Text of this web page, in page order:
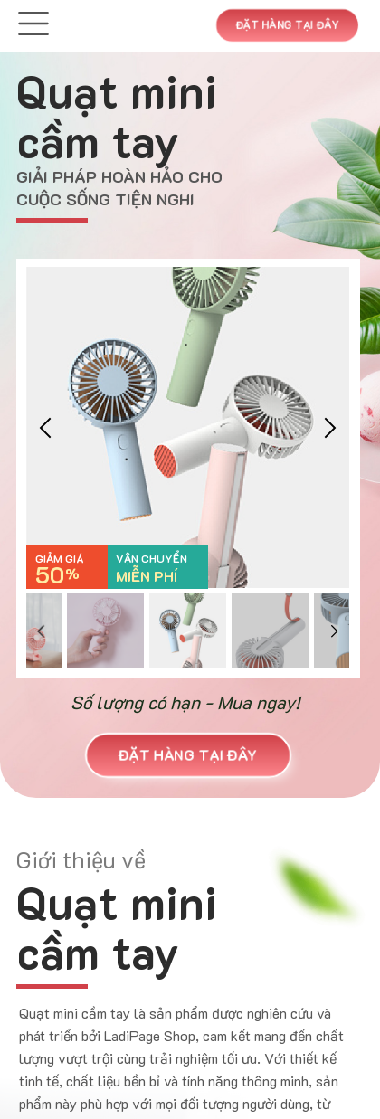
ĐẶT HÀNG TẠI ĐÂY
ĐẶT HÀNG TẠI ĐÂY
50%
GIẢM GIÁ VẬN CHUYỂN
MIỄN PHÍ
Số lượng có hạn - Mua ngay!
Quạt mini
cầm tay
GIẢI PHÁP HOÀN HẢO CHO
CUỘC SỐNG TIỆN NGHI
Quạt mini cầm tay là sản phẩm được nghiên cứu và
phát triển bởi LadiPage Shop, cam kết mang đến chất
lượng vượt trội cùng trải nghiệm tối ưu. Với thiết kế
tinh tế, chất liệu bền bỉ và tính năng thông minh, sản
phẩm này phù hợp với mọi đối tượng người dùng, từ
Giới thiệu về
Quạt mini
cầm tay